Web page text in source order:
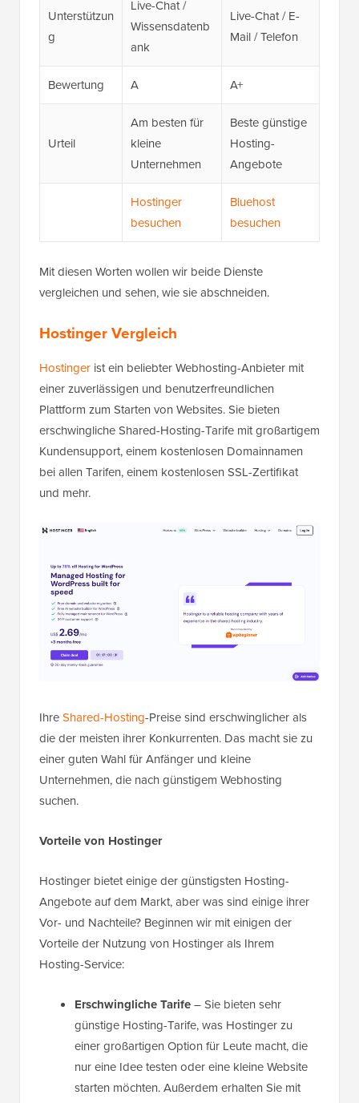
Unterstützun
g
Live-Chat /
Wissensdatenb
ank
Live-Chat / E-
Mail / Telefon
Bewertung A A+
Urteil
Am besten für
kleine
Unternehmen
Beste günstige
Hosting-
Angebote
Hostinger
besuchen
Bluehost
besuchen
Mit diesen Worten wollen wir beide Dienste
vergleichen und sehen, wie sie abschneiden.
Hostinger Vergleich
Hostinger ist ein beliebter Webhosting-Anbieter mit
einer zuverlässigen und benutzerfreundlichen
Plattform zum Starten von Websites. Sie bieten
erschwingliche Shared-Hosting-Tarife mit großartigem
Kundensupport, einem kostenlosen Domainnamen
bei allen Tarifen, einem kostenlosen SSL-Zertifikat
und mehr.
IhreShared-Hosting-Preise sind erschwinglicher als
die der meisten ihrer Konkurrenten. Das macht sie zu
einer guten Wahl für Anfänger und kleine
Unternehmen, die nach günstigem Webhosting
suchen.
Vorteile von Hostinger
Hostinger bietet einige der günstigsten Hosting-
Angebote auf dem Markt, aber was sind einige ihrer
Vor- und Nachteile? Beginnen wir mit einigen der
Vorteile der Nutzung von Hostinger als Ihrem
Hosting-Service:
Erschwingliche Tarife– Sie bieten sehr
günstige Hosting-Tarife, was Hostinger zu
einer großartigen Option für Leute macht, die
nur eine Idee testen oder eine kleine Website
starten möchten. Außerdem erhalten Sie mit